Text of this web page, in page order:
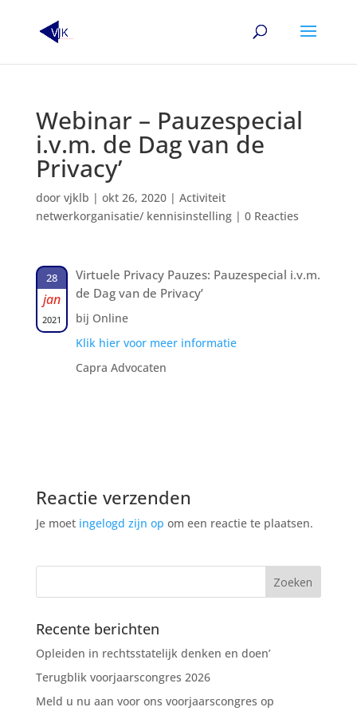
Webinar – Pauzespecial
i.v.m. de Dag van de
Privacy’
door vjklb | okt 26, 2020| Activiteit
netwerkorganisatie/ kennisinstelling| 0 Reacties
28
jan
2021
Virtuele Privacy Pauzes: Pauzespecial i.v.m.
de Dag van de Privacy’
bij Online
Klik hier voor meer informatie
Capra Advocaten
Reactie verzenden
Je moet ingelogd zijn op om een reactie te plaatsen.
Recente berichten
Opleiden in rechtsstatelijk denken en doen’
Terugblik voorjaarscongres 2026
Meld u nu aan voor ons voorjaarscongres op